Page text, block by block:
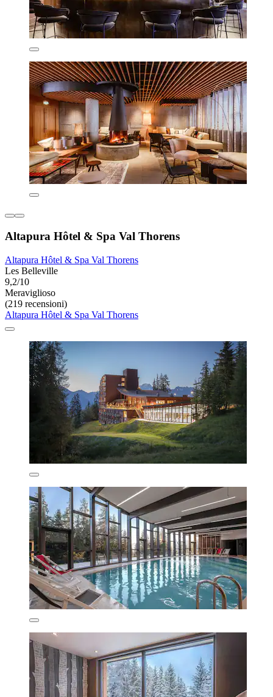
Altapura Hôtel & Spa Val Thorens
Altapura Hôtel & Spa Val Thorens
Les Belleville
9,2/10
Meraviglioso
(219 recensioni)
Altapura Hôtel & Spa Val Thorens